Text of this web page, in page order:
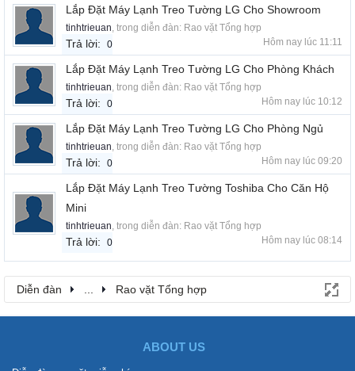
Lắp Đặt Máy Lạnh Treo Tường LG Cho Showroom
tinhtrieuan, trong diễn đàn: Rao vặt Tổng hợp
Trả lời: 0 Hôm nay lúc 11:11
Lắp Đặt Máy Lạnh Treo Tường LG Cho Phòng Khách
tinhtrieuan, trong diễn đàn: Rao vặt Tổng hợp
Trả lời: 0 Hôm nay lúc 10:12
Lắp Đặt Máy Lạnh Treo Tường LG Cho Phòng Ngủ
tinhtrieuan, trong diễn đàn: Rao vặt Tổng hợp
Trả lời: 0 Hôm nay lúc 09:20
Lắp Đặt Máy Lạnh Treo Tường Toshiba Cho Căn Hộ
Mini
tinhtrieuan, trong diễn đàn: Rao vặt Tổng hợp
Trả lời: 0 Hôm nay lúc 08:14
Diễn đàn ... Rao vặt Tổng hợp
ABOUT US